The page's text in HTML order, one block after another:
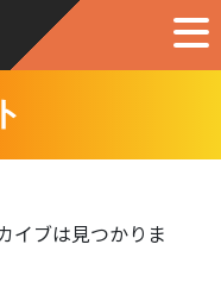
イブは見つかりま